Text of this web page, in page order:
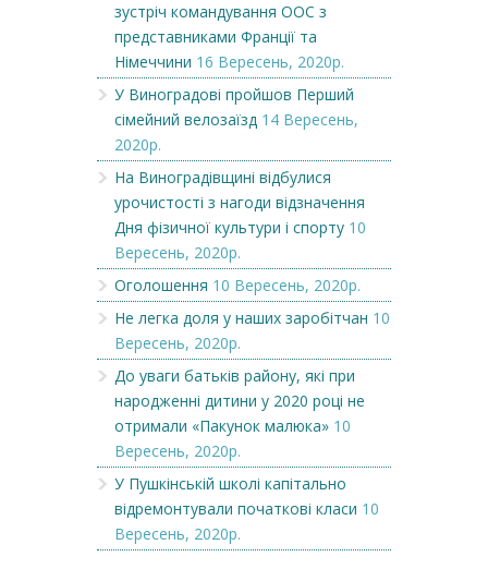
зустріч командування ООС з
представниками Франції та
Німеччини 16 Вересень, 2020р.
У Виноградові пройшов Перший
сімейний велозаїзд 14 Вересень,
2020р.
На Виноградівщині відбулися
урочистості з нагоди відзначення
Дня фізичної культури і спорту 10
Вересень, 2020р.
Оголошення 10 Вересень, 2020р.
Не легка доля у наших заробітчан 10
Вересень, 2020р.
До уваги батьків району, які при
народженні дитини у 2020 році не
отримали «Пакунок малюка» 10
Вересень, 2020р.
У Пушкінській школі капітально
відремонтували початкові класи 10
Вересень, 2020р.